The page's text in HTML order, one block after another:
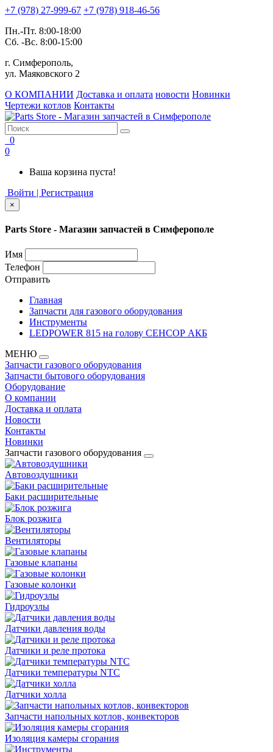
+7 (978) 27-999-67 +7 (978) 918-46-56
Пн.-Пт. 8:00-18:00
Сб. -Вс. 8:00-15:00
г. Симферополь,
ул. Маяковского 2
О КОМПАНИИ Доставка и оплата новости Новинки
Чертежи котлов Контакты
0
0
Ваша корзина пуста!
Войти | Регистрация
×
Parts Store - Магазин запчастей в Симферополе
Имя
Телефон
Отправить
Главная
Запчасти для газового оборудования
Инструменты
LEDPOWER 815 на голову СЕНСОР АКБ
МЕНЮ
Запчасти газового оборудования
Запчасти бытового оборудования
Оборудование
О компании
Доставка и оплата
Новости
Контакты
Новинки
Запчасти газового оборудования
Автовоздушники
Баки расширительные
Блок розжига
Вентиляторы
Газовые клапаны
Газовые колонки
Гидроузлы
Датчики давления воды
Датчики и реле протока
Датчики температуры NTC
Датчики холла
Запчасти напольных котлов, конвекторов
Изоляция камеры сгорания